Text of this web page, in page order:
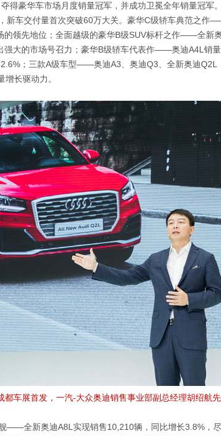
得豪华车市场月度销量冠军，并成功卫冕全年销量冠军
新车交付量首次突破60万大关。豪华C级轿车典范之作
的领先地位；全面越级的豪华B级SUV标杆之作——全新
强大的市场号召力；豪华B级轿车代表作——奥迪A4L销
；三款A级车型——奥迪A3、奥迪Q3、全新奥迪Q2L
长驱动力。
都车展首发，一汽-大众奥迪销售事业部副总经理胡绍航
——全新奥迪A8L实现销售10,210辆，同比增长3.8%，